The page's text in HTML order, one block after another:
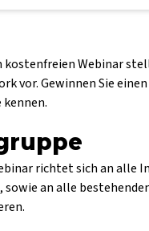
kostenfreien Webinar
vor. Gewinnen Sie
kennen.
richtet sich an alle
sowie an alle